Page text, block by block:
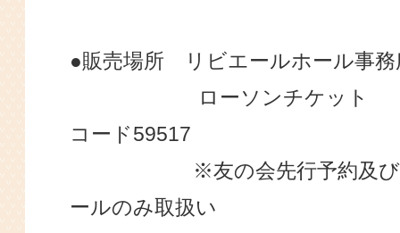
●販売場所 リビエールホール事務
ローソンチケット
コード59517
※友の会先行予約及び販
ールのみ取扱い